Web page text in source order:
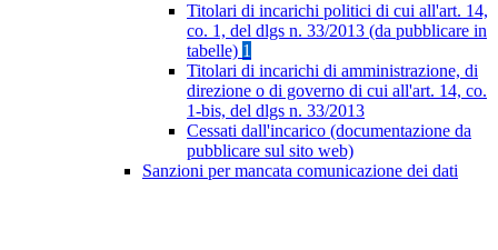
Titolari di incarichi politici di cui all'art. 14,
co. 1, del dlgs n. 33/2013 (da pubblicare in
tabelle) 1
Titolari di incarichi di amministrazione, di
direzione o di governo di cui all'art. 14, co.
1-bis, del dlgs n. 33/2013
Cessati dall'incarico (documentazione da
pubblicare sul sito web)
Sanzioni per mancata comunicazione dei dati